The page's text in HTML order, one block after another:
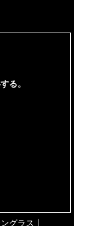
る。
グラス丨